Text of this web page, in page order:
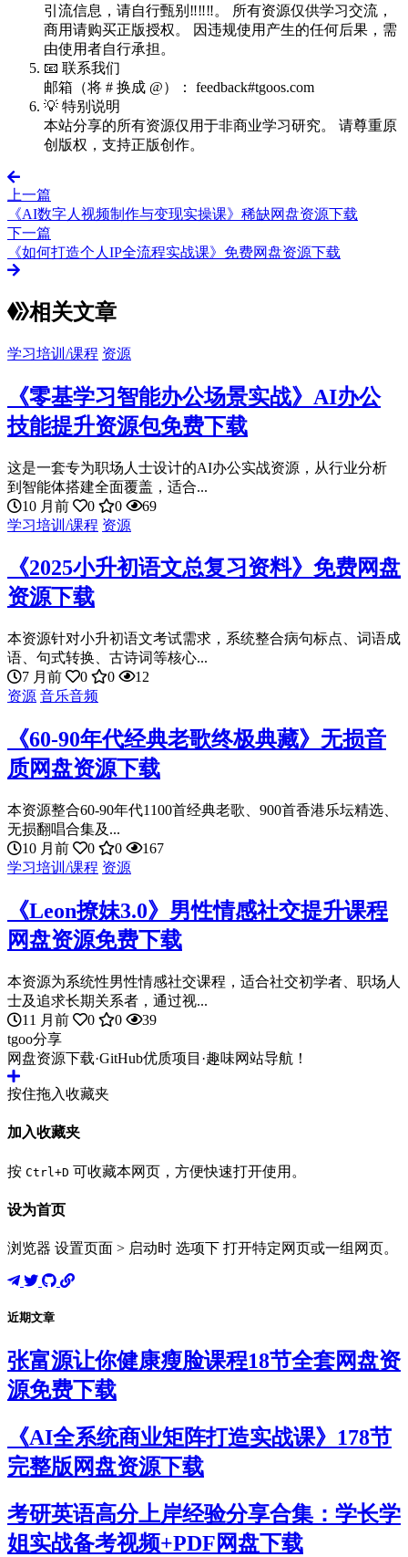
引流信息，请自行甄别‼️‼️‼️。 所有资源仅供学习交流，
商用请购买正版授权。 因违规使用产生的任何后果，需
由使用者自行承担。
📧 联系我们
邮箱（将 # 换成 @）： feedback#tgoos.com
💡 特别说明
本站分享的所有资源仅用于非商业学习研究。 请尊重原
创版权，支持正版创作。
上一篇
《AI数字人视频制作与变现实操课》稀缺网盘资源下载
下一篇
《如何打造个人IP全流程实战课》免费网盘资源下载
相关文章
学习培训/课程 资源
《零基学习智能办公场景实战》AI办公
技能提升资源包免费下载
这是一套专为职场人士设计的AI办公实战资源，从行业分析
到智能体搭建全面覆盖，适合...
10 月前
0 0
69
学习培训/课程 资源
《2025小升初语文总复习资料》免费网盘
资源下载
本资源针对小升初语文考试需求，系统整合病句标点、词语成
语、句式转换、古诗词等核心...
7 月前
0 0
12
资源 音乐音频
《60-90年代经典老歌终极典藏》无损音
质网盘资源下载
本资源整合60-90年代1100首经典老歌、900首香港乐坛精选、
无损翻唱合集及...
10 月前
0 0
167
学习培训/课程 资源
《Leon撩妹3.0》男性情感社交提升课程
网盘资源免费下载
本资源为系统性男性情感社交课程，适合社交初学者、职场人
士及追求长期关系者，通过视...
11 月前
0 0
39
tgoo分享
网盘资源下载·GitHub优质项目·趣味网站导航！
按住拖入收藏夹
加入收藏夹
按 Ctrl+D 可收藏本网页，方便快速打开使用。
设为首页
浏览器 设置页面 > 启动时 选项下 打开特定网页或一组网页。
近期文章
张富源让你健康瘦脸课程18节全套网盘资
源免费下载
《AI全系统商业矩阵打造实战课》178节
完整版网盘资源下载
考研英语高分上岸经验分享合集：学长学
姐实战备考视频+PDF网盘下载